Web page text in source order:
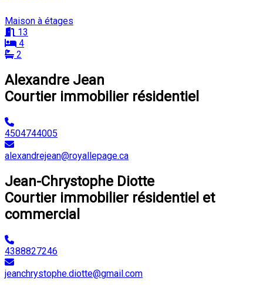
Maison à étages
13
4
2
Alexandre Jean
Courtier immobilier résidentiel
4504744005
alexandrejean@royallepage.ca
Jean-Chrystophe Diotte
Courtier immobilier résidentiel et
commercial
4388827246
jeanchrystophe.diotte@gmail.com